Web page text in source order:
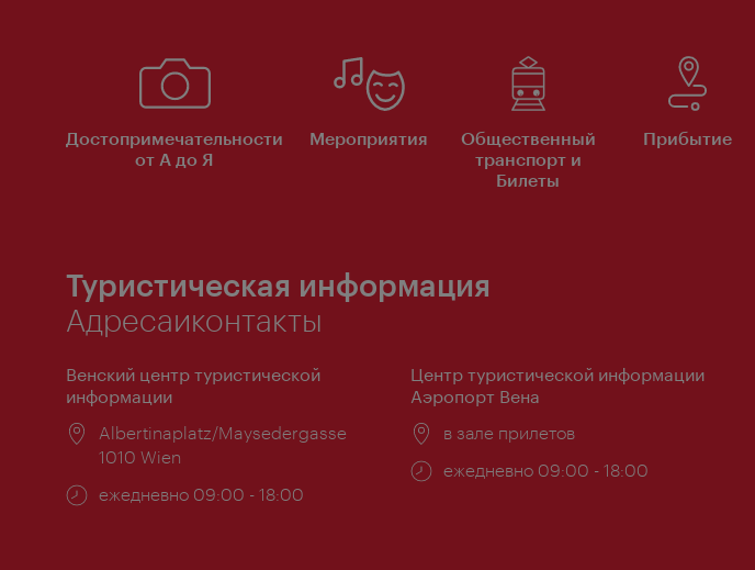
Достопримечательности
от А до Я
Мероприятия
Общественный
транспорт и
Билеты
Прибытие
Туристическая информация
Адресаиконтакты
Венский центр туристической
информации
Расположение:
Albertinaplatz/Maysedergasse
1010 Wien
Часы
ежедневно 09:00 - 18:00
Центр туристической информации
Аэропорт Вена
Расположение:
в зале прилетов
Часы
ежедневно 09:00 - 18:00